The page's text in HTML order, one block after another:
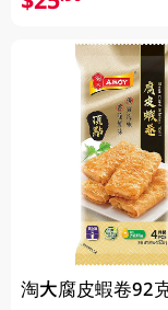
淘大腐皮蝦卷92